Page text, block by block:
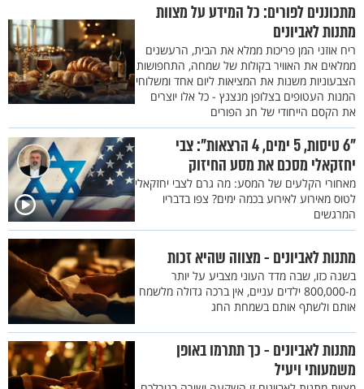
מתכוננים לפורים: כל המידע על מצוות
מתנות לאביונים
ריח אוזני המן פריכות ממלא את הבית, הרעשנים
ממלאים את האוויר בקולות של שמחה, התחפושות
הצבעוניות משנות את המציאות ליום אחד ומשלוחי
המנות העטופים בצלופן מנצנץ - כל אלו יוצרים
את הקסם הייחודי של חג הפורים
"6 טיסות, 5 ימים, 4 הרצאות": צבי
יחזקאלי מסכם את מסע החיזוק
מאחורי הקלעים של המסע: מה גרם לצבי יחזקאלי
לטוס מאירוע לאירוע בכמה ימים? צפו בדבריו
המרגשים
מתנות לאביונים - מצווה שהיא זכות
בשנה כזו, שבה מדד העוני מצביע על יותר
מ-800,000 ילדים עניים, אין ברכה גדולה מלשמח
אותם ולשתף אותם בשמחת החג
מתנות לאביונים - כך תתרמו באופן
משמעותי ויעיל